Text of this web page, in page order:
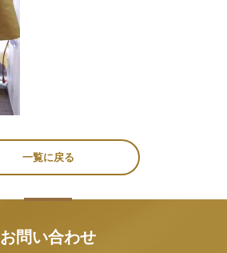
一覧に戻る
お問い合わせ